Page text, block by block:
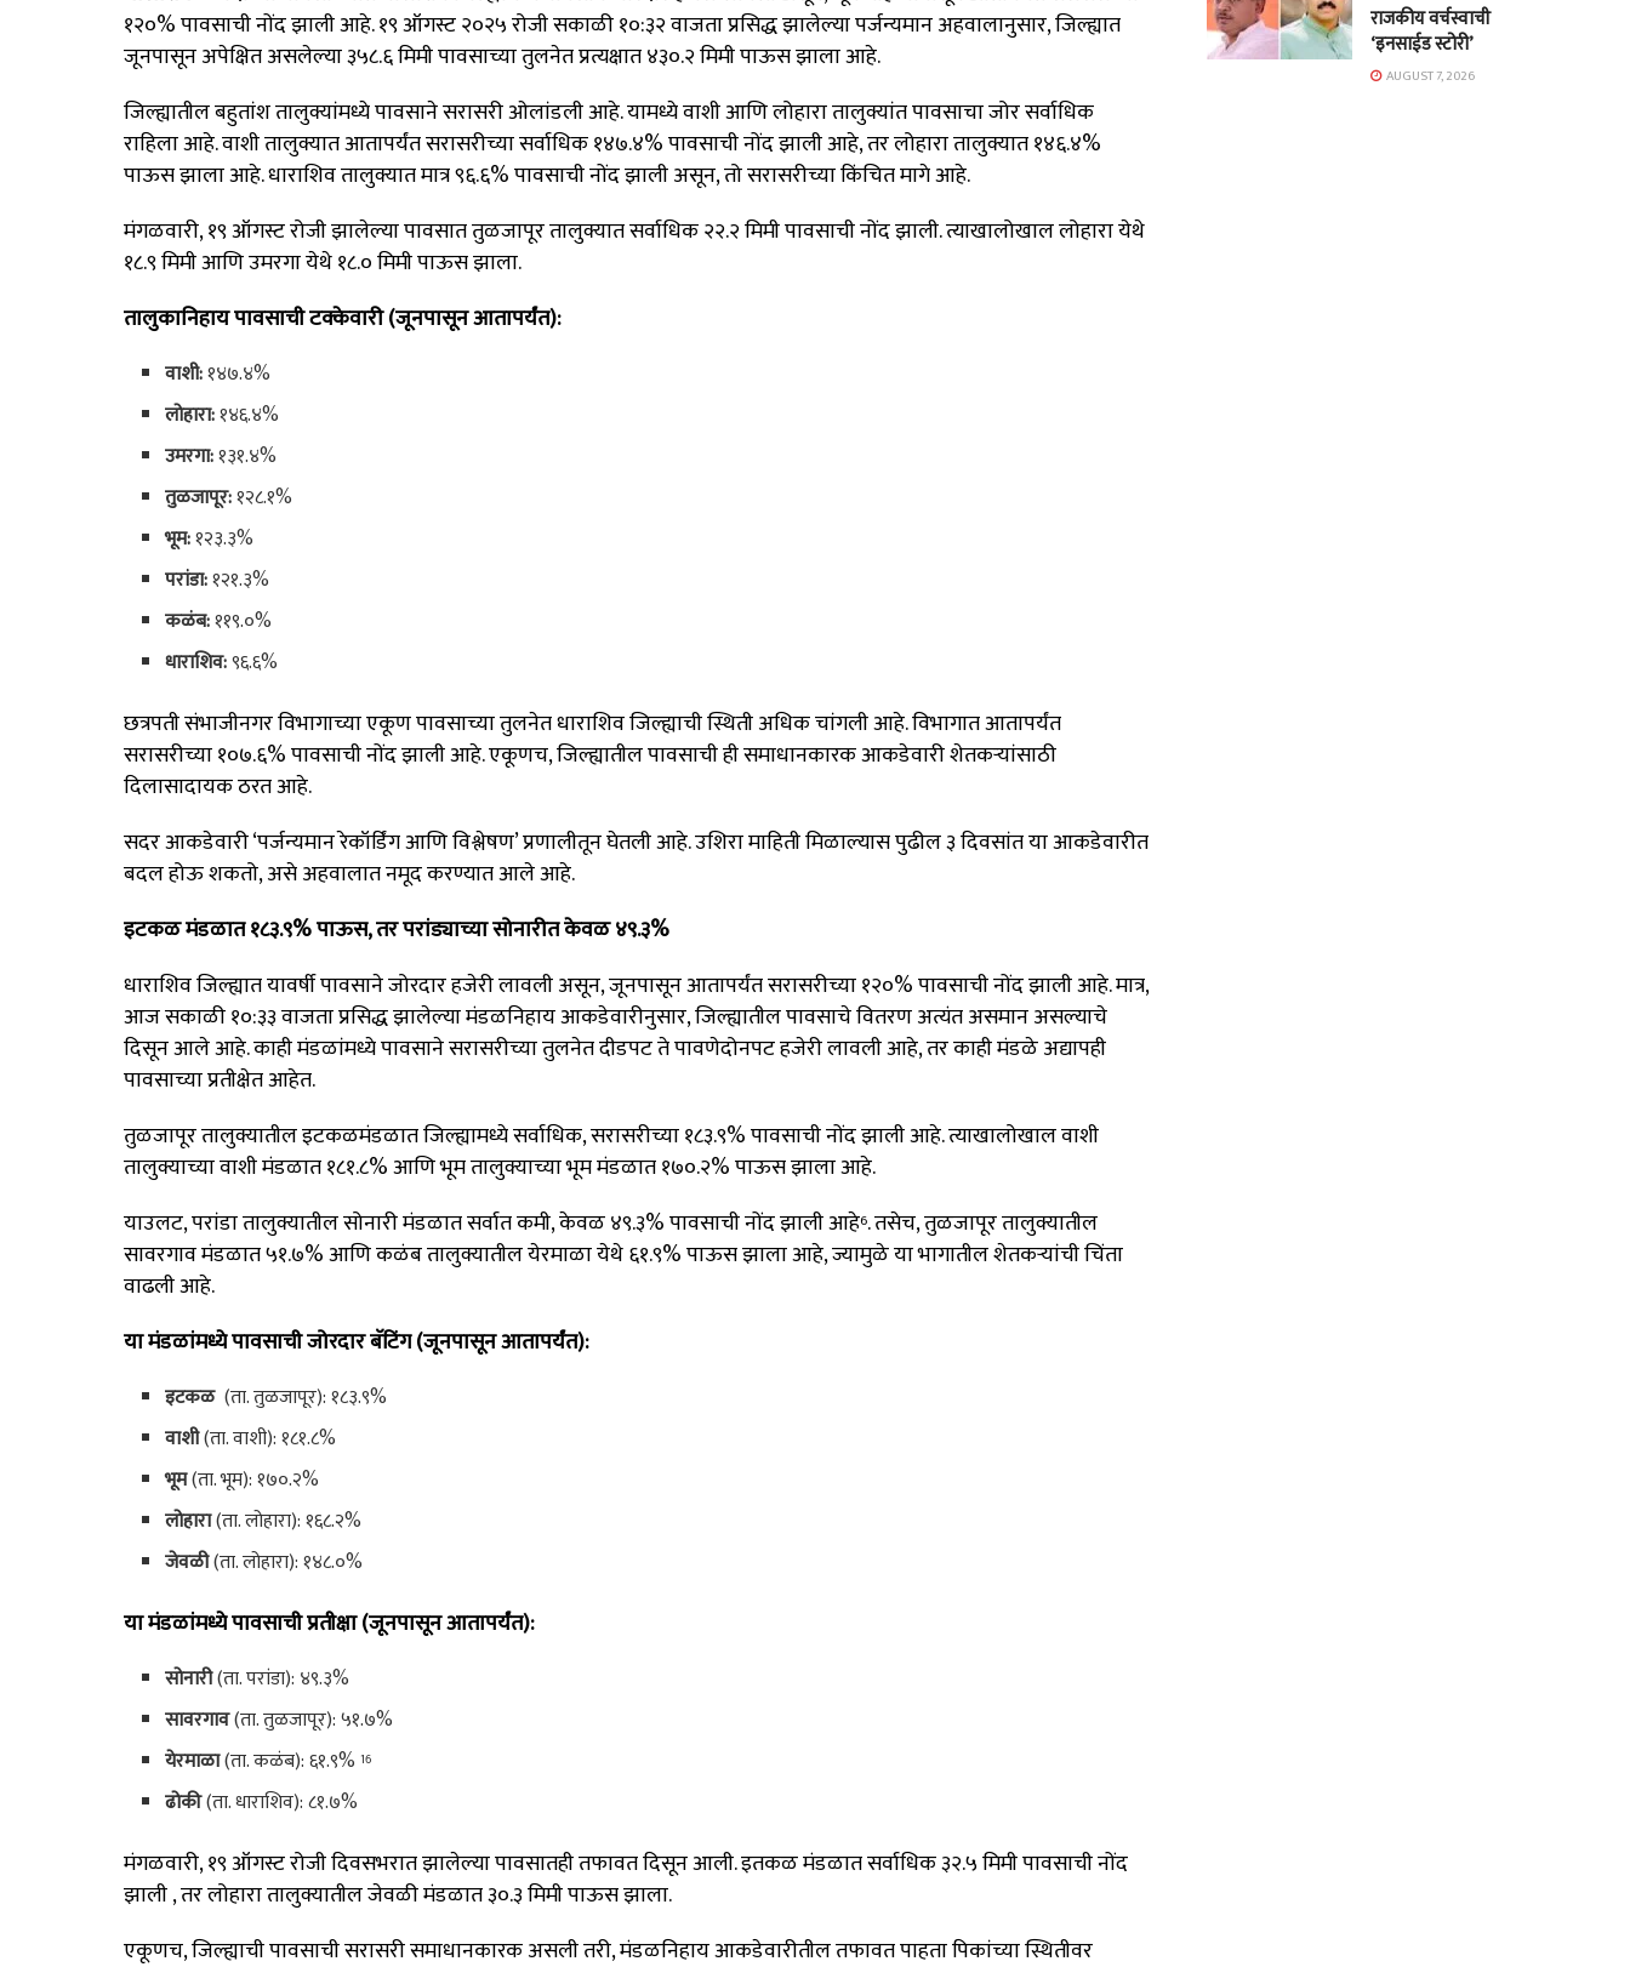
१२०% पावसाची नोंद झाली आहे.१९ ऑगस्ट २०२५ रोजी सकाळी १०:३२ वाजता प्रसिद्ध झालेल्या पर्जन्यमान अहवालानुसार, जिल्ह्यात
जूनपासून अपेक्षित असलेल्या ३५८.६ मिमी पावसाच्या तुलनेत प्रत्यक्षात ४३०.२ मिमी पाऊस झाला आहे.
जिल्ह्यातील बहुतांश तालुक्यांमध्ये पावसाने सरासरी ओलांडली आहे. यामध्ये वाशी आणि लोहारा तालुक्यांत पावसाचा जोर सर्वाधिक
राहिला आहे.वाशी तालुक्यात आतापर्यंत सरासरीच्या सर्वाधिक १४७.४% पावसाची नोंद झाली आहे, तर लोहारा तालुक्यात १४६.४%
पाऊस झाला आहे.धाराशिव तालुक्यात मात्र ९६.६% पावसाची नोंद झाली असून, तो सरासरीच्या किंचित मागे आहे.
मंगळवारी, १९ ऑगस्ट रोजी झालेल्या पावसात तुळजापूर तालुक्यात सर्वाधिक २२.२ मिमी पावसाची नोंद झाली.त्याखालोखाल लोहारा येथे
१८.९ मिमी आणि उमरगा येथे १८.० मिमी पाऊस झाला.
तालुकानिहाय पावसाची टक्केवारी (जूनपासून आतापर्यंत):
वाशी:१४७.४%
लोहारा:१४६.४%
उमरगा:१३१.४%
तुळजापूर:१२८.१%
भूम:१२३.३%
परांडा:१२१.३%
कळंब:११९.०%
धाराशिव:९६.६%
छत्रपती संभाजीनगर विभागाच्या एकूण पावसाच्या तुलनेत धाराशिव जिल्ह्याची स्थिती अधिक चांगली आहे.विभागात आतापर्यंत
सरासरीच्या १०७.६% पावसाची नोंद झाली आहे. एकूणच, जिल्ह्यातील पावसाची ही समाधानकारक आकडेवारी शेतकऱ्यांसाठी
दिलासादायक ठरत आहे.
सदर आकडेवारी ‘पर्जन्यमान रेकॉर्डिंग आणि विश्लेषण’ प्रणालीतून घेतली आहे.उशिरा माहिती मिळाल्यास पुढील ३ दिवसांत या आकडेवारीत
बदल होऊ शकतो, असे अहवालात नमूद करण्यात आले आहे.
इटकळ मंडळात १८३.९% पाऊस, तर परांड्याच्या सोनारीत केवळ ४९.३%
धाराशिव जिल्ह्यात यावर्षी पावसाने जोरदार हजेरी लावली असून, जूनपासून आतापर्यंत सरासरीच्या १२०% पावसाची नोंद झाली आहे.मात्र,
आज सकाळी १०:३३ वाजता प्रसिद्ध झालेल्या मंडळनिहाय आकडेवारीनुसार, जिल्ह्यातील पावसाचे वितरण अत्यंत असमान असल्याचे
दिसून आले आहे. काही मंडळांमध्ये पावसाने सरासरीच्या तुलनेत दीडपट ते पावणेदोनपट हजेरी लावली आहे, तर काही मंडळे अद्यापही
पावसाच्या प्रतीक्षेत आहेत.
तुळजापूर तालुक्यातील इटकळमंडळात जिल्ह्यामध्ये सर्वाधिक, सरासरीच्या १८३.९% पावसाची नोंद झाली आहे.त्याखालोखाल वाशी
तालुक्याच्या वाशी मंडळात १८१.८%आणि भूम तालुक्याच्या भूम मंडळात १७०.२% पाऊस झाला आहे.
याउलट, परांडा तालुक्यातील सोनारी मंडळात सर्वात कमी, केवळ ४९.३% पावसाची नोंद झाली आहे6.तसेच, तुळजापूर तालुक्यातील
सावरगाव मंडळात ५१.७%आणि कळंब तालुक्यातील येरमाळा येथे ६१.९% पाऊस झाला आहे, ज्यामुळे या भागातील शेतकऱ्यांची चिंता
वाढली आहे.
या मंडळांमध्ये पावसाची जोरदार बॅटिंग (जूनपासून आतापर्यंत):
इटकळ(ता. तुळजापूर): १८३.९%
वाशी(ता. वाशी): १८१.८%
भूम(ता. भूम): १७०.२%
लोहारा(ता. लोहारा): १६८.२%
जेवळी(ता. लोहारा): १४८.०%
या मंडळांमध्ये पावसाची प्रतीक्षा (जूनपासून आतापर्यंत):
सोनारी(ता. परांडा): ४९.३%
सावरगाव(ता. तुळजापूर): ५१.७%
येरमाळा(ता. कळंब): ६१.९% 16
ढोकी(ता. धाराशिव): ८१.७%
मंगळवारी, १९ ऑगस्ट रोजी दिवसभरात झालेल्या पावसातही तफावत दिसून आली.इतकळ मंडळात सर्वाधिक ३२.५ मिमी पावसाची नोंद
झाली, तर लोहारा तालुक्यातील जेवळी मंडळात ३०.३ मिमी पाऊस झाला.
एकूणच, जिल्ह्याची पावसाची सरासरी समाधानकारक असली तरी, मंडळनिहाय आकडेवारीतील तफावत पाहता पिकांच्या स्थितीवर
राजकीय वर्चस्वाची
‘इनसाईड स्टोरी’
AUGUST 7, 2026